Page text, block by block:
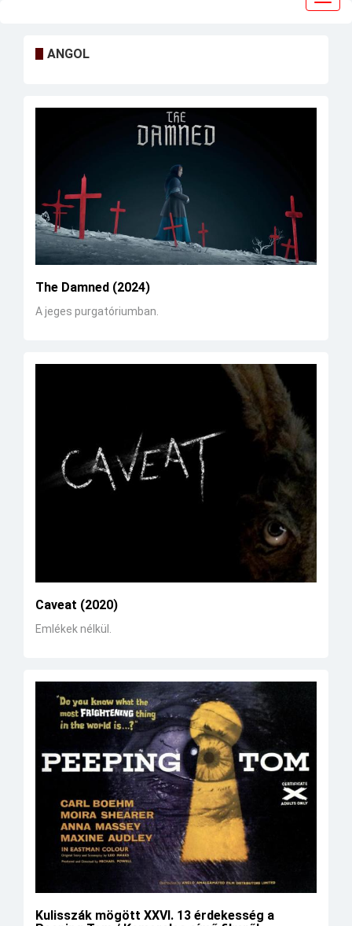
ANGOL
The Damned (2024)
A jeges purgatóriumban.
Caveat (2020)
Emlékek nélkül.
Kulisszák mögött XXVI. 13 érdekesség a